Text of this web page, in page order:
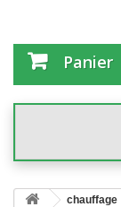
Panier
chauffage